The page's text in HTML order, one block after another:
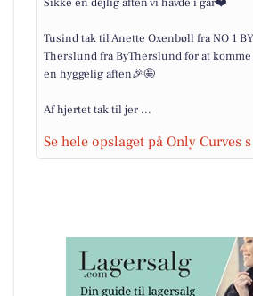
Tusind tak til Anette Oxenbøll fra NO 1
Therslund fra ByTherslund for at
en hyggelig aften🎉🤩
Af hjertet tak til jer ...
Se hele opslaget på Only Curves